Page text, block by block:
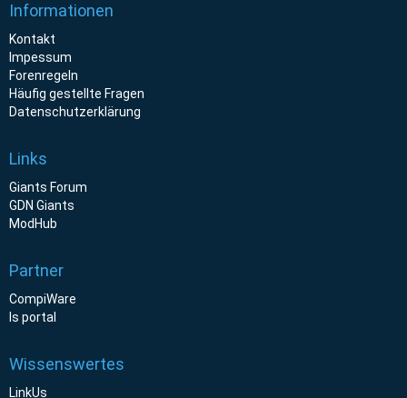
Informationen
Kontakt
Impessum
Forenregeln
Häufig gestellte Fragen
Datenschutzerklärung
Links
Giants Forum
GDN Giants
ModHub
Partner
CompiWare
ls portal
Wissenswertes
LinkUs